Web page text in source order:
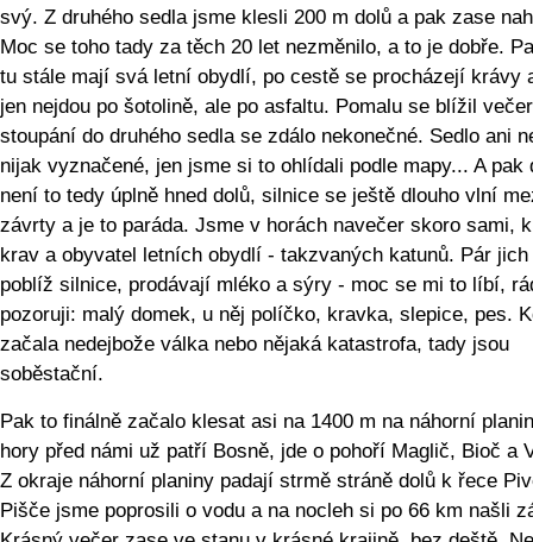
svý. Z druhého sedla jsme klesli 200 m dolů a pak zase
Moc se toho tady za těch 20 let nezměnilo, a to je dobře.
tu stále mají svá letní obydlí, po cestě se procházejí krávy
jen nejdou po šotolině, ale po asfaltu. Pomalu se blížil
stoupání do druhého sedla se zdálo nekonečné. Sedlo ani
nijak vyznačené, jen jsme si to ohlídali podle mapy... A pak
není to tedy úplně hned dolů, silnice se ještě dlouho vlní
závrty a je to paráda. Jsme v horách navečer skoro sami,
krav a obyvatel letních obydlí - takzvaných katunů. Pár
poblíž silnice, prodávají mléko a sýry - moc se mi to líbí,
pozoruji: malý domek, u něj políčko, kravka, slepice, pes.
začala nedejbože válka nebo nějaká katastrofa, tady jsou
soběstační.
Pak to finálně začalo klesat asi na 1400 m na náhorní
hory před námi už patří Bosně, jde o pohoří Maglič, Bioč a
Z okraje náhorní planiny padají strmě stráně dolů k řece
Pišče jsme poprosili o vodu a na nocleh si po 66 km našli